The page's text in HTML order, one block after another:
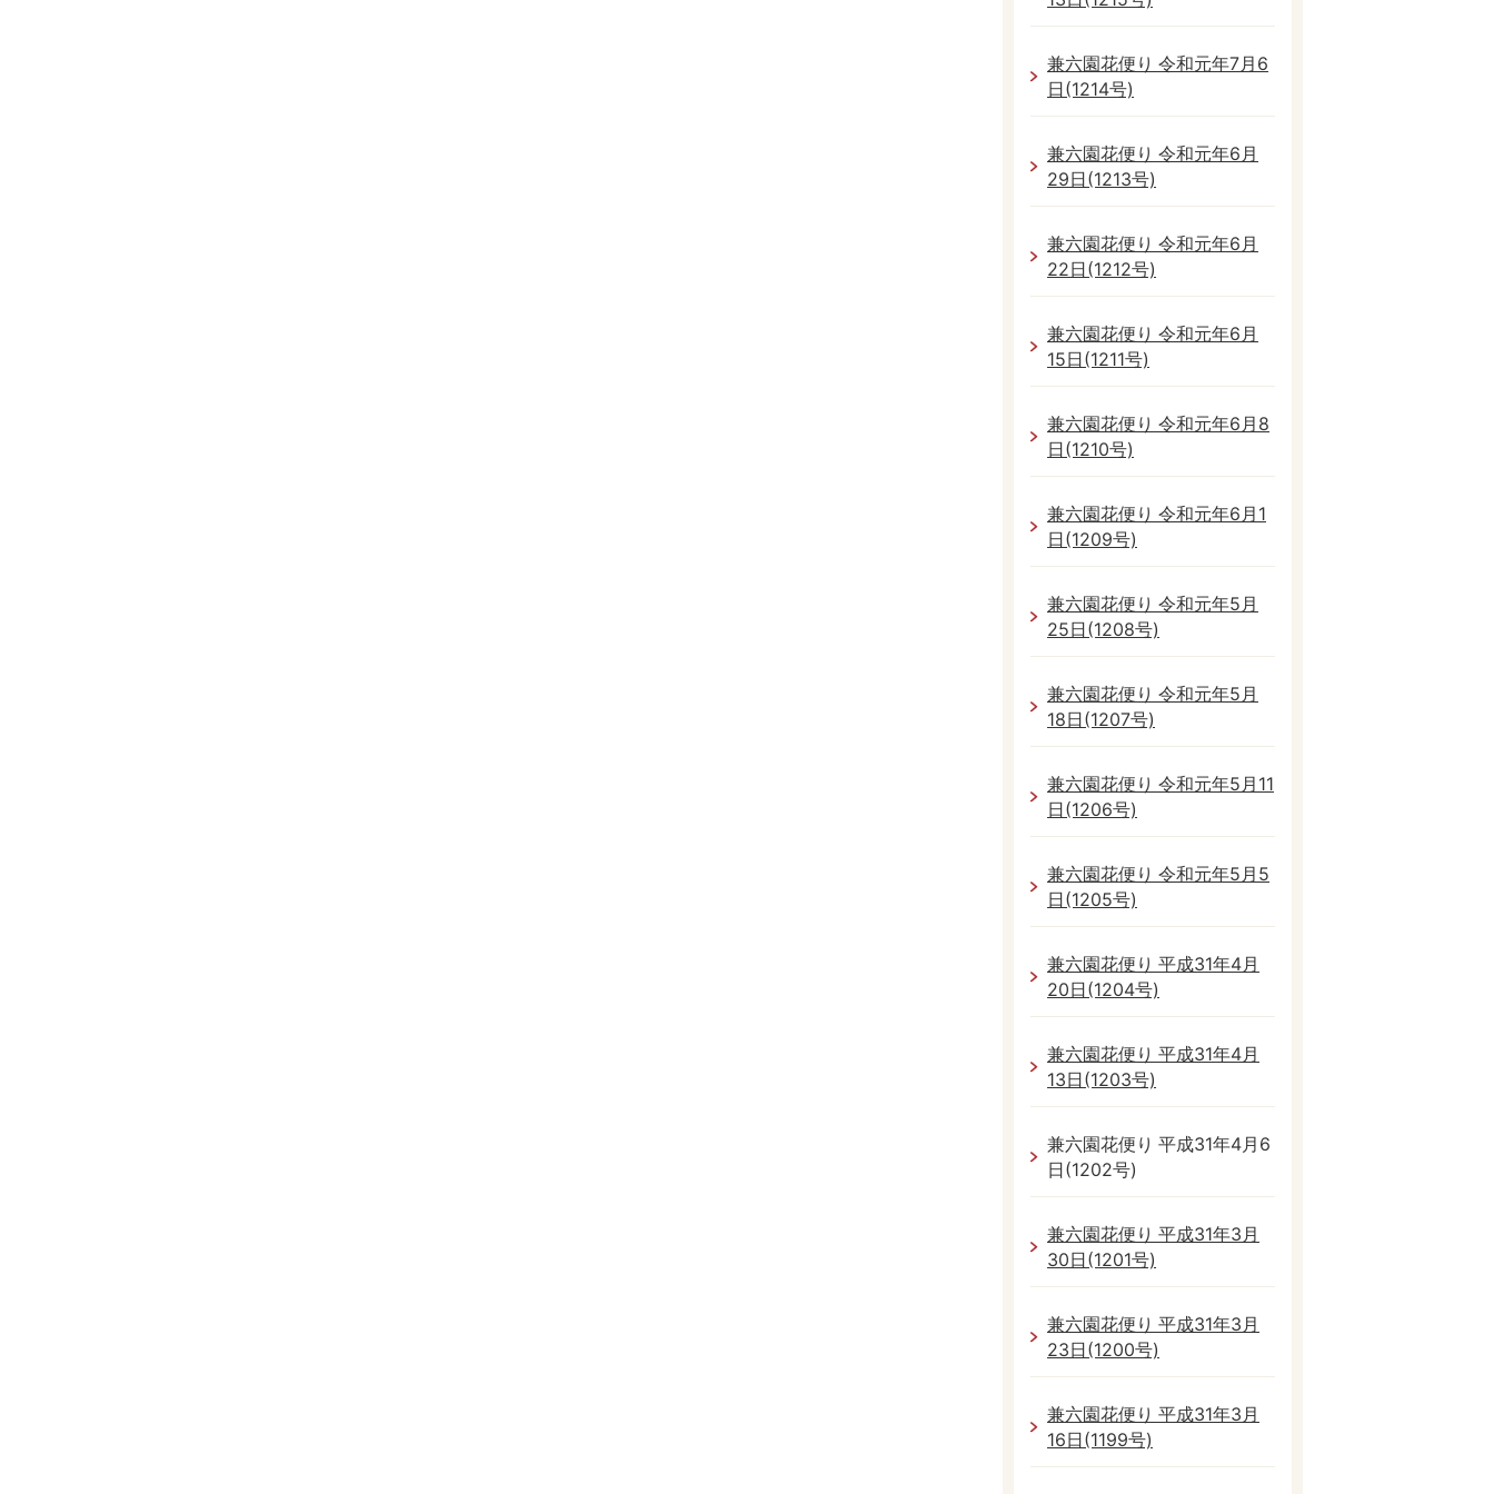
兼六園花便り 令和元年7月6
日(1214号)
兼六園花便り 令和元年6月
29日(1213号)
兼六園花便り 令和元年6月
22日(1212号)
兼六園花便り 令和元年6月
15日(1211号)
兼六園花便り 令和元年6月8
日(1210号)
兼六園花便り 令和元年6月1
日(1209号)
兼六園花便り 令和元年5月
25日(1208号)
兼六園花便り 令和元年5月
18日(1207号)
兼六園花便り 令和元年5月11
日(1206号)
兼六園花便り 令和元年5月5
日(1205号)
兼六園花便り 平成31年4月
20日(1204号)
兼六園花便り 平成31年4月
13日(1203号)
兼六園花便り 平成31年4月6
日(1202号)
兼六園花便り 平成31年3月
30日(1201号)
兼六園花便り 平成31年3月
23日(1200号)
兼六園花便り 平成31年3月
16日(1199号)